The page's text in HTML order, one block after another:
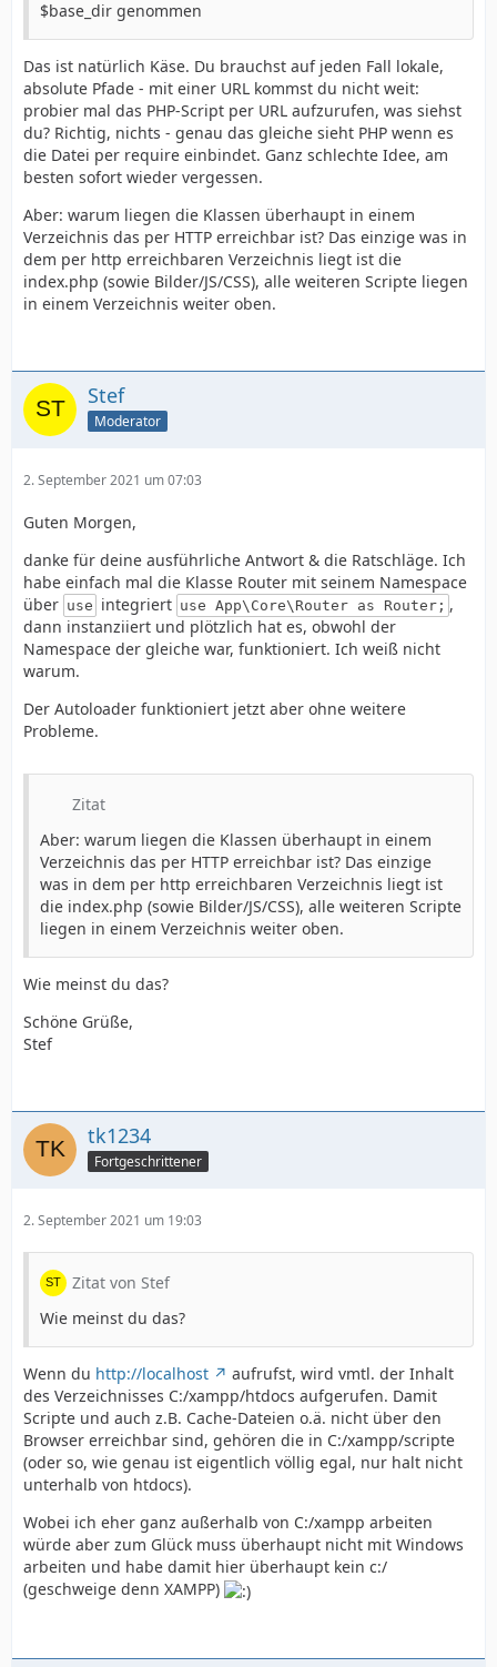
$base_dir genommen
Das ist natürlich Käse. Du brauchst auf jeden Fall lokale,
absolute Pfade - mit einer URL kommst du nicht weit:
probier mal das PHP-Script per URL aufzurufen, was siehst
du? Richtig, nichts - genau das gleiche sieht PHP wenn es
die Datei per require einbindet. Ganz schlechte Idee, am
besten sofort wieder vergessen.
Aber: warum liegen die Klassen überhaupt in einem
Verzeichnis das per HTTP erreichbar ist? Das einzige was in
dem per http erreichbaren Verzeichnis liegt ist die
index.php (sowie Bilder/JS/CSS), alle weiteren Scripte liegen
in einem Verzeichnis weiter oben.
Stef
Moderator
2. September 2021 um 07:03
Guten Morgen,
danke für deine ausführliche Antwort & die Ratschläge. Ich
habe einfach mal die Klasse Router mit seinem Namespace
über use integriert use App\Core\Router as Router; ,
dann instanziiert und plötzlich hat es, obwohl der
Namespace der gleiche war, funktioniert. Ich weiß nicht
warum.
Der Autoloader funktioniert jetzt aber ohne weitere
Probleme.
Zitat
Aber: warum liegen die Klassen überhaupt in einem
Verzeichnis das per HTTP erreichbar ist? Das einzige
was in dem per http erreichbaren Verzeichnis liegt ist
die index.php (sowie Bilder/JS/CSS), alle weiteren Scripte
liegen in einem Verzeichnis weiter oben.
Wie meinst du das?
Schöne Grüße,
Stef
tk1234
Fortgeschrittener
2. September 2021 um 19:03
Zitat von Stef
Wie meinst du das?
Wenn du http://localhost
aufrufst, wird vmtl. der Inhalt
des Verzeichnisses C:/xampp/htdocs aufgerufen. Damit
Scripte und auch z.B. Cache-Dateien o.ä. nicht über den
Browser erreichbar sind, gehören die in C:/xampp/scripte
(oder so, wie genau ist eigentlich völlig egal, nur halt nicht
unterhalb von htdocs).
Wobei ich eher ganz außerhalb von C:/xampp arbeiten
würde aber zum Glück muss überhaupt nicht mit Windows
arbeiten und habe damit hier überhaupt kein c:/
(geschweige denn XAMPP)